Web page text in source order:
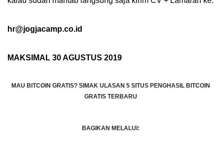
hr@jogjacamp.co.id
MAKSIMAL 30 AGUSTUS 2019
MAU BITCOIN GRATIS? SIMAK ULASAN 5 SITUS PENGHASIL BITCOIN
GRATIS TERBARU
BAGIKAN MELALUI: